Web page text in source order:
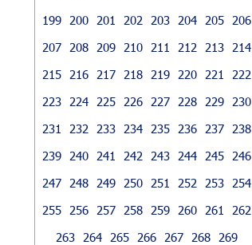
199
200 201 202 203 204 205
206
207
208 209 210 211 212 213
214
215
216 217 218 219 220 221
222
223
224 225 226 227 228 229
230
231
232 233 234 235 236 237
238
239
240 241 242 243 244 245
246
247
248 249 250 251 252 253
254
255
256 257 258 259 260 261
262
263
264 265 266 267 268 269